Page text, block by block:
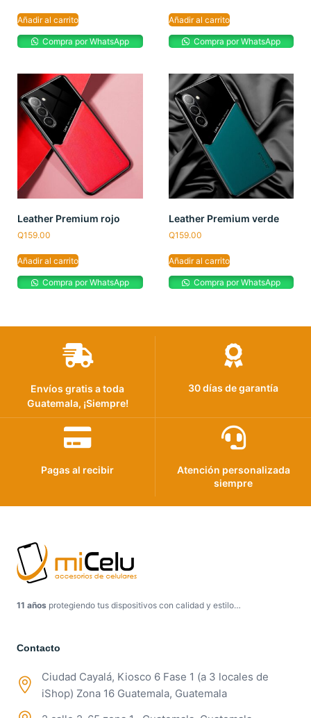
Añadir al carrito
Compra por WhatsApp
Añadir al carrito
Compra por WhatsApp
Leather Premium rojo
Q159.00
Añadir al carrito
Compra por WhatsApp
Leather Premium verde
Q159.00
Añadir al carrito
Compra por WhatsApp
Envíos gratis a toda
Guatemala, ¡Siempre!
30 días de garantía
Pagas al recibir
Atención personalizada
siempre
11 años protegiendo tus dispositivos con calidad y estilo…
Contacto
Ciudad Cayalá, Kiosco 6 Fase 1 (a 3 locales de
iShop) Zona 16 Guatemala, Guatemala